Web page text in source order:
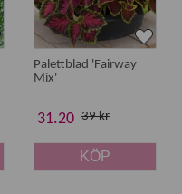
Palettblad 'Fairway
Mix'
31.20 39 kr
KÖP